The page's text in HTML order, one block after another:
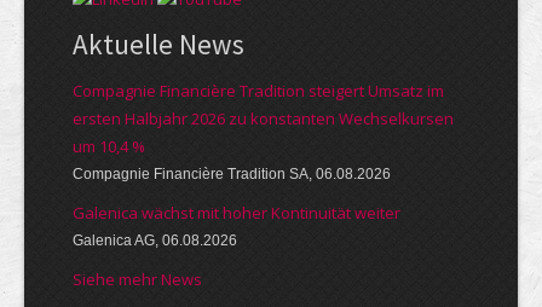
Aktuelle News
Compagnie Financière Tradition steigert Umsatz im
ersten Halbjahr 2026 zu konstanten Wechselkursen
um 10,4 %
Compagnie Financière Tradition SA, 06.08.2026
Galenica wächst mit hoher Kontinuität weiter
Galenica AG, 06.08.2026
Siehe mehr News